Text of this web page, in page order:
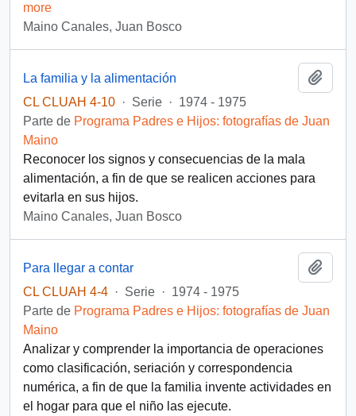
more
Maino Canales, Juan Bosco
La familia y la alimentación
CL CLUAH 4-10 · Serie · 1974 - 1975
Parte de Programa Padres e Hijos: fotografías de Juan
Maino
Reconocer los signos y consecuencias de la mala
alimentación, a fin de que se realicen acciones para
evitarla en sus hijos.
Maino Canales, Juan Bosco
Para llegar a contar
CL CLUAH 4-4 · Serie · 1974 - 1975
Parte de Programa Padres e Hijos: fotografías de Juan
Maino
Analizar y comprender la importancia de operaciones
como clasificación, seriación y correspondencia
numérica, a fin de que la familia invente actividades en
el hogar para que el niño las ejecute.